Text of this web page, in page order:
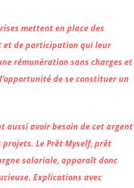
mettent en place des
et de participation qui leur
rémunération sans charges et
de se constituer un
aussi avoir besoin de cet argent
Le Prêt Myself, prêt
salariale, apparaît donc
Explications avec